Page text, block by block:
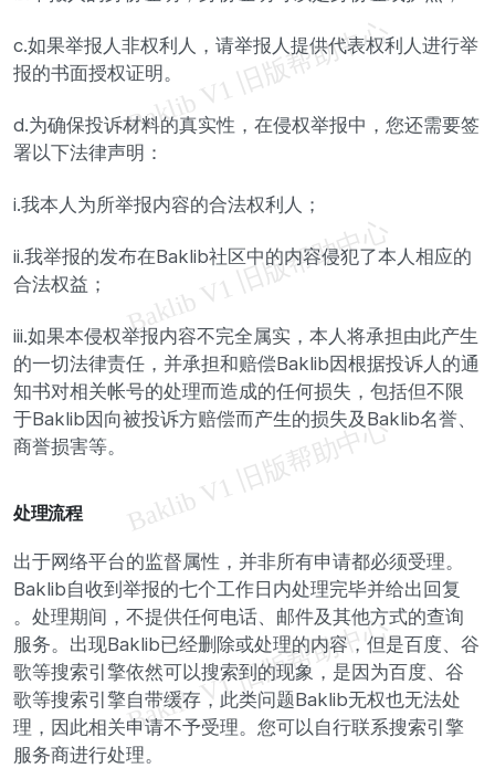
c.如果举报人非权利人，请举报人提供代表权利人进行举
报的书面授权证明。
d.为确保投诉材料的真实性，在侵权举报中，您还需要签
署以下法律声明：
i.我本人为所举报内容的合法权利人；
ii.我举报的发布在Baklib社区中的内容侵犯了本人相应的
合法权益；
iii.如果本侵权举报内容不完全属实，本人将承担由此产生
的一切法律责任，并承担和赔偿Baklib因根据投诉人的通
知书对相关帐号的处理而造成的任何损失，包括但不限
于Baklib因向被投诉方赔偿而产生的损失及Baklib名誉、
商誉损害等。
处理流程
出于网络平台的监督属性，并非所有申请都必须受理。
Baklib自收到举报的七个工作日内处理完毕并给出回复
。处理期间，不提供任何电话、邮件及其他方式的查询
服务。出现Baklib已经删除或处理的内容，但是百度、谷
歌等搜索引擎依然可以搜索到的现象，是因为百度、谷
歌等搜索引擎自带缓存，此类问题Baklib无权也无法处
理，因此相关申请不予受理。您可以自行联系搜索引擎
服务商进行处理。